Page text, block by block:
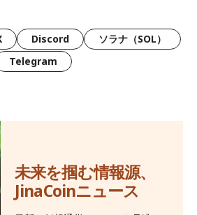
Discord
ソラナ（SOL）
Telegram
未来を掴む情報源、
JinaCoinニュース